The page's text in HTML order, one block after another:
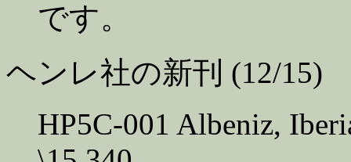
です。
ヘンレ社の新刊 (12/15)
HP5C-001 Albeniz,